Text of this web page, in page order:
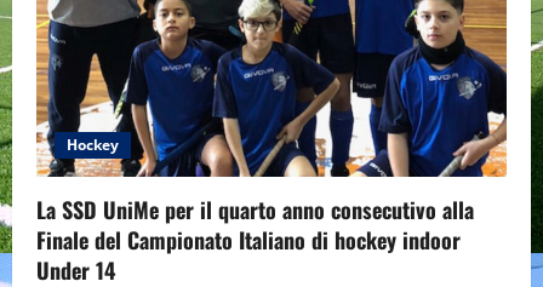
Hockey
La SSD UniMe per il quarto anno consecutivo alla
Finale del Campionato Italiano di hockey indoor
Under 14